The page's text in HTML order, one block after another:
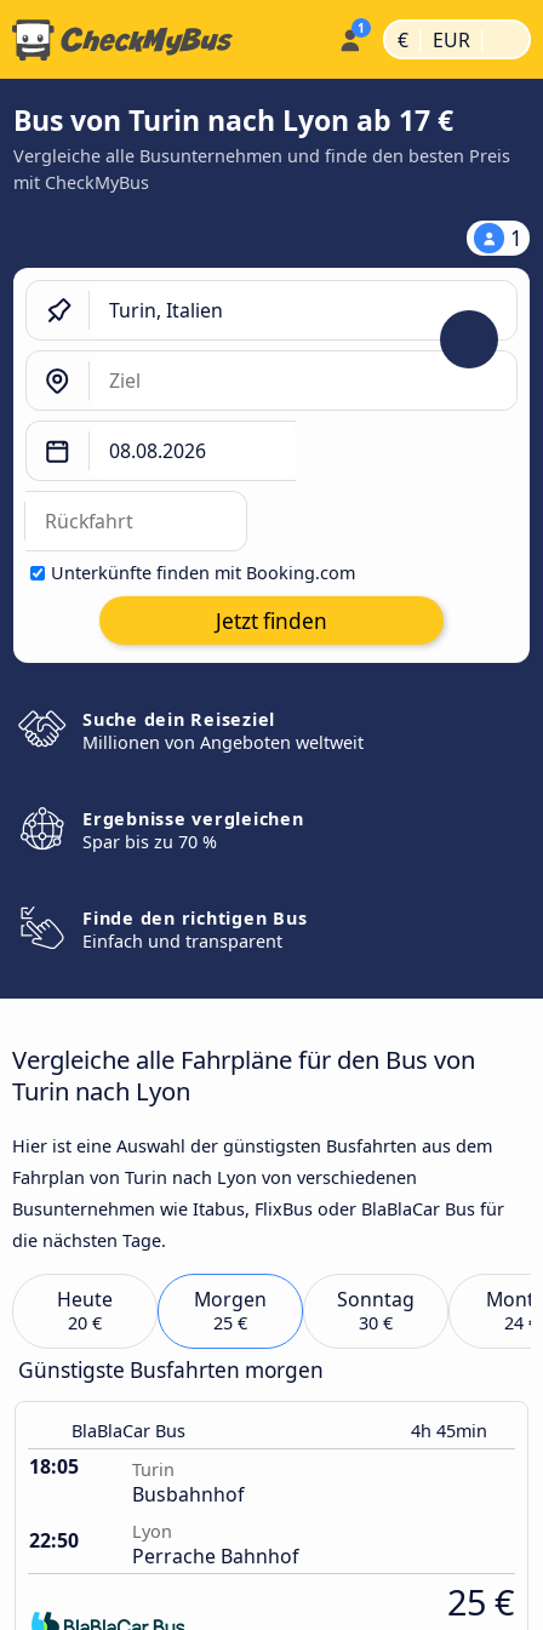
€ | EUR |
Bus von Turin nach Lyon ab 17 €
Vergleiche alle Busunternehmen und finde den besten Preis
mit CheckMyBus
1
Unterkünfte finden mit Booking.com
Jetzt finden
Suche dein Reiseziel
Millionen von Angeboten weltweit
Ergebnisse vergleichen
Spar bis zu 70 %
Finde den richtigen Bus
Einfach und transparent
Vergleiche alle Fahrpläne für den Bus von
Turin nach Lyon
Hier ist eine Auswahl der günstigsten Busfahrten aus dem
Fahrplan von Turin nach Lyon von verschiedenen
Busunternehmen wie Itabus, FlixBus oder BlaBlaCar Bus für
die nächsten Tage.
Heute
20 €
Morgen
25 €
Sonntag
30 € 24 €
Günstigste Busfahrten morgen
BlaBlaCar Bus 4h 45min
18:05 Turin
Busbahnhof
22:50
Lyon
Perrache Bahnhof
25 €